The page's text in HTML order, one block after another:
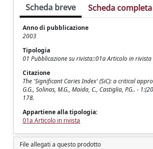
Scheda breve Scheda completa
Anno di pubblicazione
2003
Tipologia
01 Pubblicazione su rivista::01a Articolo in rivista
Citazione
The 'Significant Caries Index' (SiC): a critical
G.G., Solinas, M.G., Maida, C., Castiglia, P.G.. -
178.
Appartiene alla tipologia:
01a Articolo in rivista
File allegati a questo prodotto